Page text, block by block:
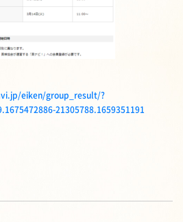
eiken/group_result/?
21305788.1659351191